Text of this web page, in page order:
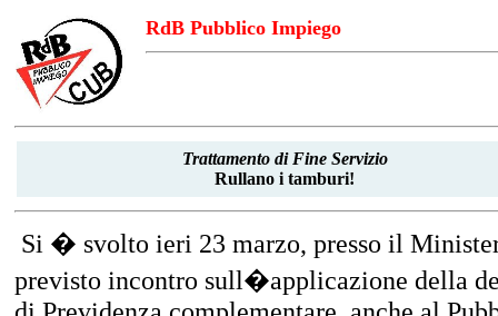
RdB Pubblico Impiego
Trattamentodi Fine Servizio
Rullano i tamburi!
Si � svolto ieri 23 marzo, presso il
previsto incontro sull�applicazione della